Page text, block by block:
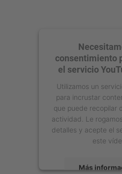
consentimiento
el servicio
Utilizamos un
para incrustar
que puede recopilar
actividad. Le
detalles y acepte el
este
Más